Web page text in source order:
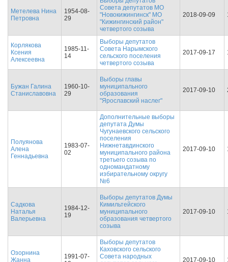
Метелева Нина
Петровна
1954-08-
29
Совета депутатов МО
"Новокижингинск" МО
"Кижингинский район"
четвертого созыва
2018-09-09
Корлякова
Ксения
Алексеевна
1985-11-
14
Выборы депутатов
Совета Нарымского
сельского поселения
четвертого созыва
2017-09-17
Бужан Галина
Станиславовна
1960-10-
29
Выборы главы
муниципального
образования
"Ярославский наслег"
2017-09-10
Полуянова
Алена
Геннадьевна
1983-07-
02
Дополнительные выборы
депутата Думы
Чугунаевского сельского
поселения
Нижнетавдинского
муниципального района
третьего созыва по
одномандатному
избирательному округу
№6
2017-09-10
Садкова
Наталья
Валерьевна
1984-12-
19
Выборы депутатов Думы
Кимильтейского
муниципального
образования четвертого
созыва
2017-09-10
Озорнина
Жанна
1991-07-
Выборы депутатов
Каховского сельского
Совета народных
2017-09-10